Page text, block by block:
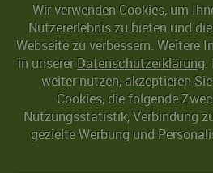
Wir verwenden Cookies, um
Nutzererlebnis zu bieten und
Webseite zu verbessern. Weitere
in unserer Datenschutzerklärung.
weiter nutzen, akzeptieren
Cookies, die folgende
Nutzungsstatistik, Verbindung
gezielte Werbung und